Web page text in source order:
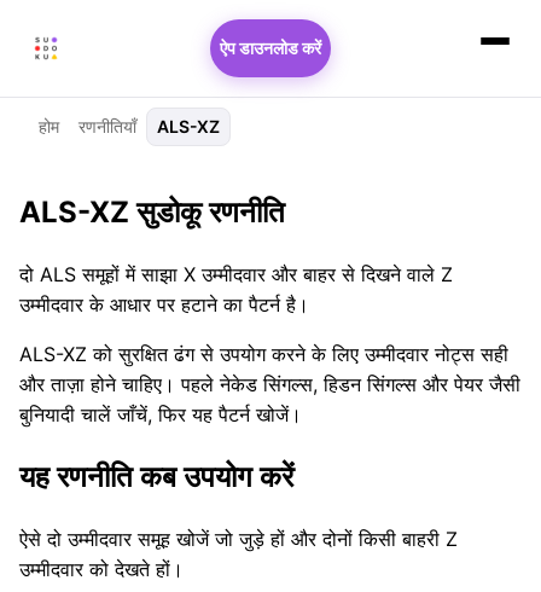
ऐप डाउनलोड करें
होम रणनीतियाँ ALS-XZ
ALS-XZ सुडोकू रणनीति
दो ALS समूहों में साझा X उम्मीदवार और बाहर से दिखने वाले Z
उम्मीदवार के आधार पर हटाने का पैटर्न है।
ALS-XZ को सुरक्षित ढंग से उपयोग करने के लिए उम्मीदवार नोट्स सही
और ताज़ा होने चाहिए। पहले नेकेड सिंगल्स, हिडन सिंगल्स और पेयर जैसी
बुनियादी चालें जाँचें, फिर यह पैटर्न खोजें।
यह रणनीति कब उपयोग करें
ऐसे दो उम्मीदवार समूह खोजें जो जुड़े हों और दोनों किसी बाहरी Z
उम्मीदवार को देखते हों।